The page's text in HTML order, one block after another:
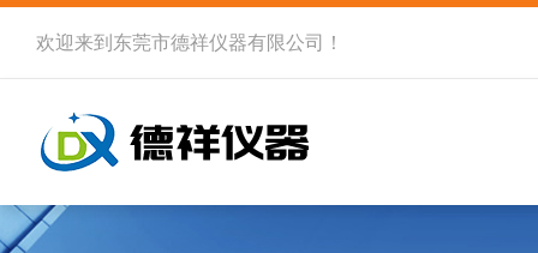
欢迎来到 东莞市德祥仪器有限公司 ！